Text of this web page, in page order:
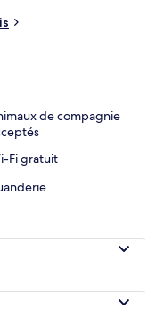
de compagnie
Fi gratuit